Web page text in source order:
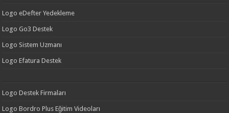
Logo eDefter Yedekleme
Logo Go3 Destek
Logo Sistem Uzmanı
Logo Efatura Destek
Logo Destek Firmaları
Logo Bordro Plus Eğitim Videoları